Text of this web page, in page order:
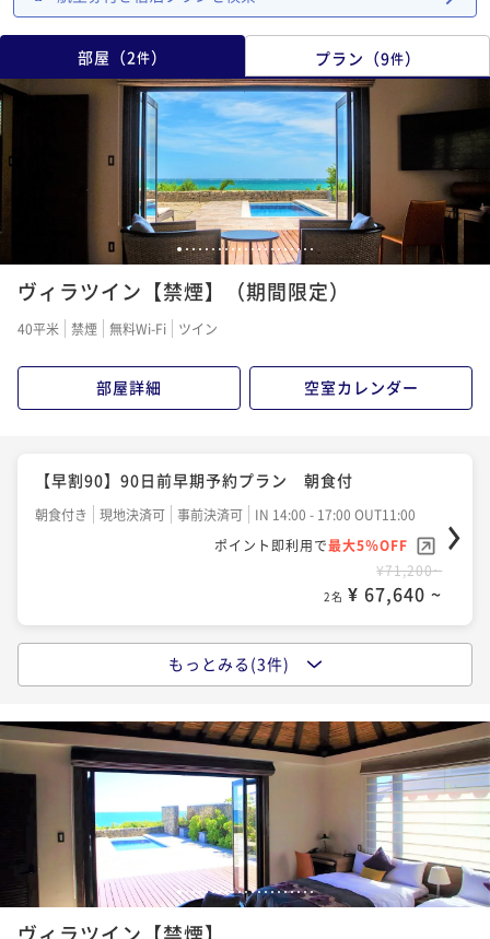
部屋 （2件） プラン （9件）
1 23456 7891011 121314 1516171819 20 21
ヴィラツイン【禁煙】（期間限定）
40平米 禁煙 無料Wi-Fi ツイン
部屋詳細 空室カレンダー
【早割90】90日前早期予約プラン 朝食付
朝食付き 現地決済可 事前決済可
IN 14:00 - 17:00 OUT11:00
ポイント即利用で最大5％OFF
¥71,200~
2名 ¥ 67,640 ~
【早割60】60日前早期予約プラン 朝食付
ポイント即利用で最大5％OFF
¥72,400~
¥ 68,780 ~
【室数限定】ラグジュアリステイ 朝食付
朝食付き 現地決済可 事前決済可
IN 14:00 - 17:00 OUT11:00
もっとみる(3件)
123456789101112131415161718192021